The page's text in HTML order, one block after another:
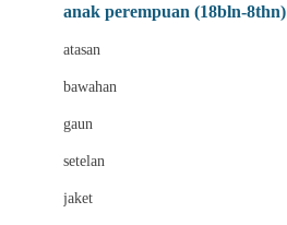
Crane
anak perempuan (18bln-8thn)
atasan
bawahan
gaun
setelan
jaket